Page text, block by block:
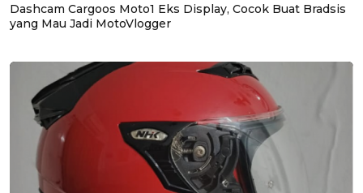
Dashcam Cargoos Moto1 Eks Display, Cocok Buat Bradsis
yang Mau Jadi MotoVlogger